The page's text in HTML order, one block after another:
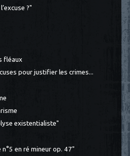
?"
fléaux
pour justifier les crimes...
existentialiste"
en ré mineur op. 47"